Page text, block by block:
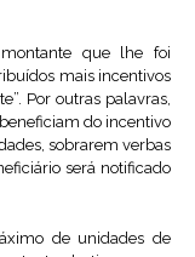
que lhe foi
mais incentivos
Por outras palavras,
do incentivo
sobrarem verbas
será notificado
de unidades de